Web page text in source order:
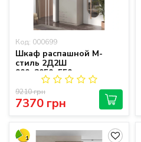
Код: 000699
Шкаф распашной М-
стиль 2Д2Ш
900х2050х550
7370 грн
9210 грн
1